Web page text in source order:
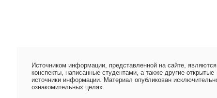
Источником информации, представленной на сайте, являются
конспекты, написанные студентами, а также другие открытые
источники информации. Материал опубликован
ознакомительных целях.